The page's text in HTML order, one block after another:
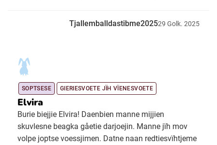
Tjallemballdastibme202529 Golk. 2025
SOPTSESE GIERIESVOETE JÏH VÏENESVOETE
Elvira
Burie biejjie Elvira! Daenbien manne mijjien
skuvlesne beagka gåetie darjoejin. Manne jïh mov
volpe joptse voessjimen. Datne naan redtiesvïhtjeme